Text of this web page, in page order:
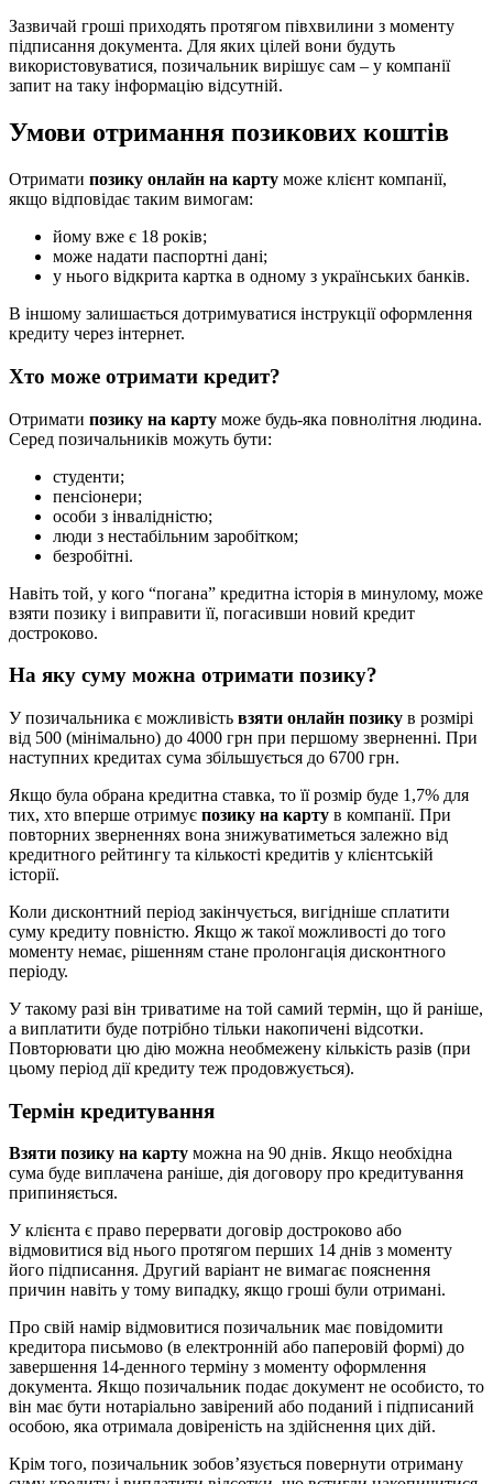
Зазвичай гроші приходять протягом півхвилини з моменту
підписання документа. Для яких цілей вони будуть
використовуватися, позичальник вирішує сам – у компанії
запит на таку інформацію відсутній.
Умови отримання позикових коштів
Отримати позику онлайн на карту може клієнт компанії,
якщо відповідає таким вимогам:
йому вже є 18 років;
може надати паспортні дані;
у нього відкрита картка в одному з українських банків.
В іншому залишається дотримуватися інструкції оформлення
кредиту через інтернет.
Хто може отримати кредит?
Отримати позику на карту може будь-яка повнолітня людина.
Серед позичальників можуть бути:
студенти;
пенсіонери;
особи з інвалідністю;
люди з нестабільним заробітком;
безробітні.
Навіть той, у кого “погана” кредитна історія в минулому, може
взяти позику і виправити її, погасивши новий кредит
достроково.
На яку суму можна отримати позику?
У позичальника є можливість взяти онлайн позику в розмірі
від 500 (мінімально) до 4000 грн при першому зверненні. При
наступних кредитах сума збільшується до 6700 грн.
Якщо була обрана кредитна ставка, то її розмір буде 1,7% для
тих, хто вперше отримує позику на карту в компанії. При
повторних зверненнях вона знижуватиметься залежно від
кредитного рейтингу та кількості кредитів у клієнтській
історії.
Коли дисконтний період закінчується, вигідніше сплатити
суму кредиту повністю. Якщо ж такої можливості до того
моменту немає, рішенням стане пролонгація дисконтного
періоду.
У такому разі він триватиме на той самий термін, що й раніше,
а виплатити буде потрібно тільки накопичені відсотки.
Повторювати цю дію можна необмежену кількість разів (при
цьому період дії кредиту теж продовжується).
Термін кредитування
Взяти позику на карту можна на 90 днів. Якщо необхідна
сума буде виплачена раніше, дія договору про кредитування
припиняється.
У клієнта є право перервати договір достроково або
відмовитися від нього протягом перших 14 днів з моменту
його підписання. Другий варіант не вимагає пояснення
причин навіть у тому випадку, якщо гроші були отримані.
Про свій намір відмовитися позичальник має повідомити
кредитора письмово (в електронній або паперовій формі) до
завершення 14-денного терміну з моменту оформлення
документа. Якщо позичальник подає документ не особисто, то
він має бути нотаріально завірений або поданий і підписаний
особою, яка отримала довіреність на здійснення цих дій.
Крім того, позичальник зобов’язується повернути отриману